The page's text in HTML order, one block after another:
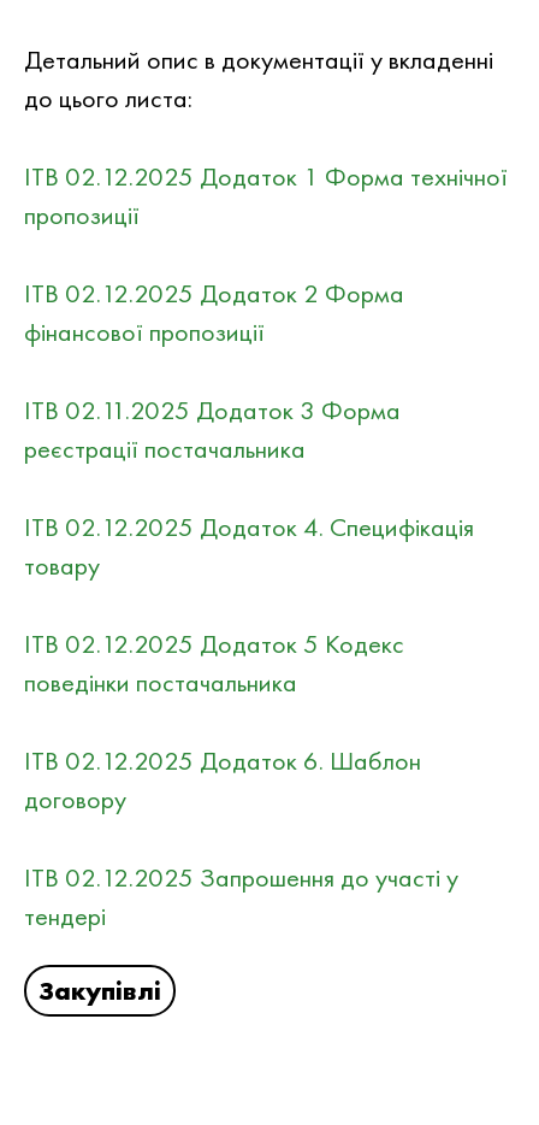
Детальний опис в документацiї у вкладеннi
до цього листа:
ITB 02.12.2025 Додаток 1 Форма технічної
пропозиції
ITB 02.12.2025 Додаток 2 Форма
фінансової пропозиції
ITB 02.11.2025 Додаток 3 Форма
реєстрації постачальника
ITB 02.12.2025 Додаток 4. Специфікація
товару
ITB 02.12.2025 Додаток 5 Кодекс
поведінки постачальника
ITB 02.12.2025 Додаток 6. Шаблон
договору
ITB 02.12.2025 Запрошення до участі у
тендері
Закупівлі